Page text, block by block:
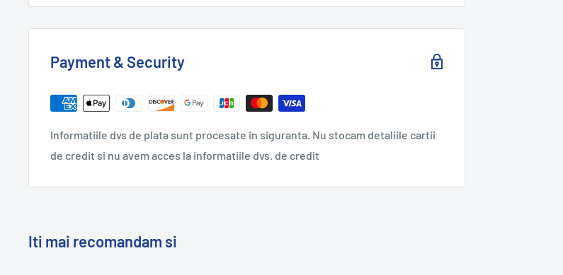
Payment & Security
Informatiile dvs de plata sunt procesate in siguranta. Nu stocam detaliile cartii
de credit si nu avem acces la informatiile dvs. de credit
Iti mai recomandam si